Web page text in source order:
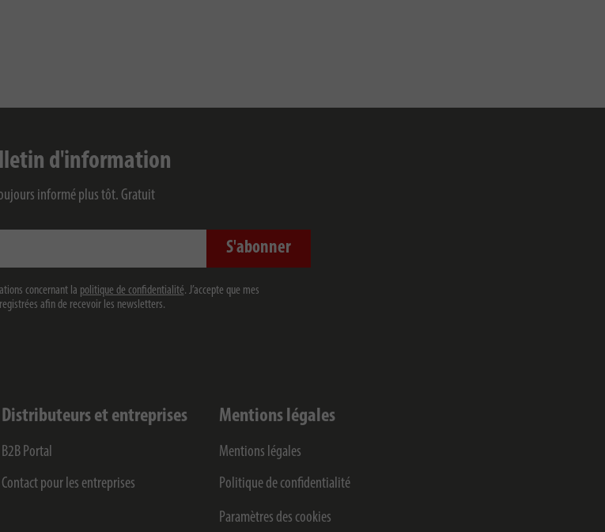
d'information
informé plus tôt. Gratuit
S'abonner
concernant la politique de confidentialité. J’accepte que mes
afin de recevoir les newsletters.
Distributeurs et entreprises
B2B Portal
Contact pour les entreprises
Mentions légales
Mentions légales
Politique de confidentialité
Paramètres des cookies